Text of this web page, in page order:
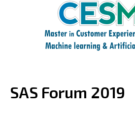
SAS Forum 2019